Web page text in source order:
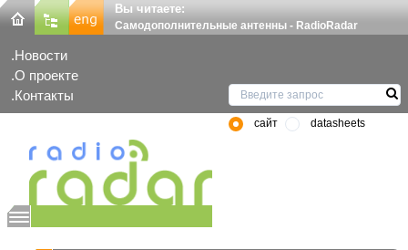
Вы читаете:
Самодополнительные антенны - RadioRadar
Новости
О проекте
Контакты
сайт datasheets